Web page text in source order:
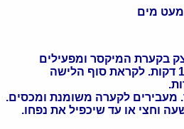
בקערת המיקסר ומפעילים
מעבירים לקערה משומנת ומכסים.
וחצי או עד שיכפיל את נפחו.